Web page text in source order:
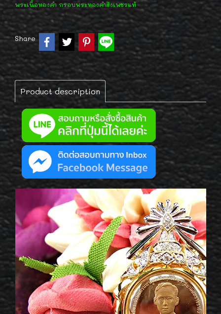
พระเนื้อทองคำ กรอบพระทองคำฝังเพชรแท้
Share
Product description